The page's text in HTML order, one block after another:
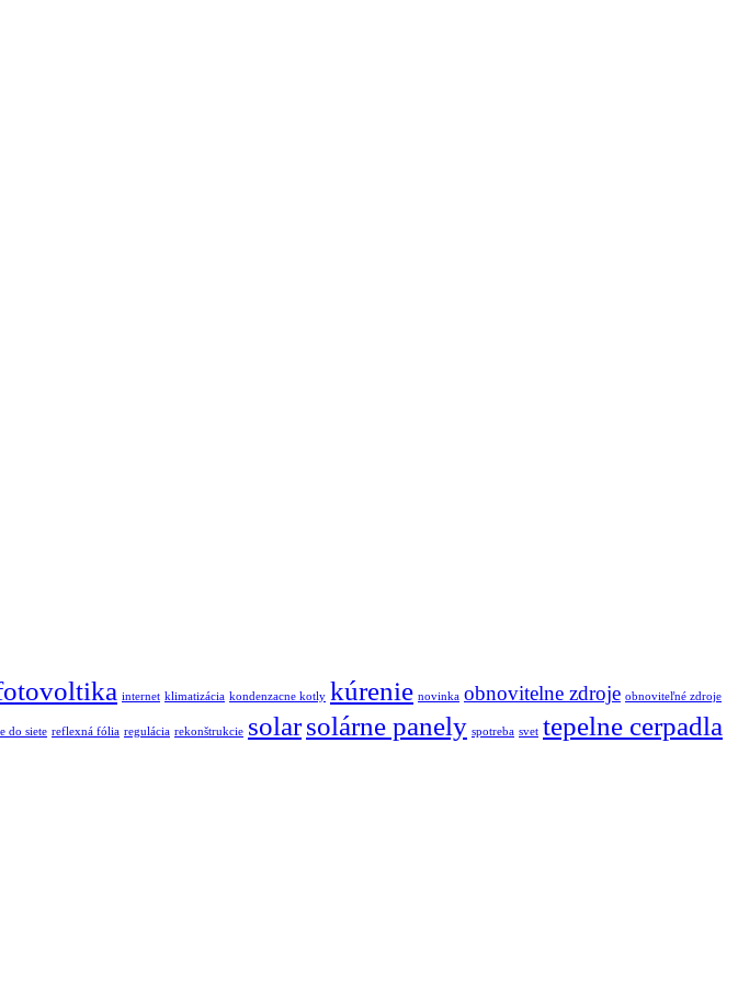
internet klimatizácia kondenzacne kotly kúrenie novinka obnovitelne zdroje obnoviteľné zdroje
do siete reflexná fólia regulácia rekonštrukcie solarsolárne panely spotreba svet tepelne cerpadla